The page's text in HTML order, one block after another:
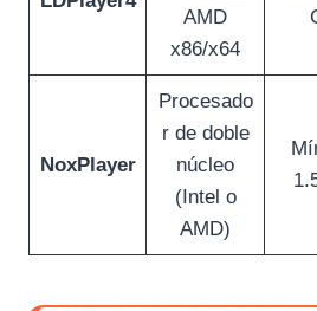
AMD
x86/x64
NoxPlayer
Procesado
r de doble
núcleo
(Intel o
AMD)